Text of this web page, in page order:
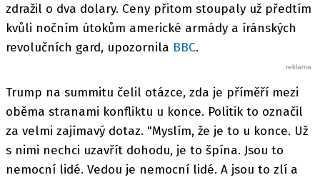
zdražil o dva dolary. Ceny přitom stoupaly už předtím
kvůli nočním útokům americké armády a íránských
revolučních gard, upozornila BBC.
Trump na summitu čelil otázce, zda je příměří mezi
oběma stranami konfliktu u konce. Politik to označil
za velmi zajímavý dotaz. "Myslím, že je to u konce. Už
s nimi nechci uzavřít dohodu, je to špína. Jsou to
nemocní lidé. Vedou je nemocní lidé. A jsou to zlí a